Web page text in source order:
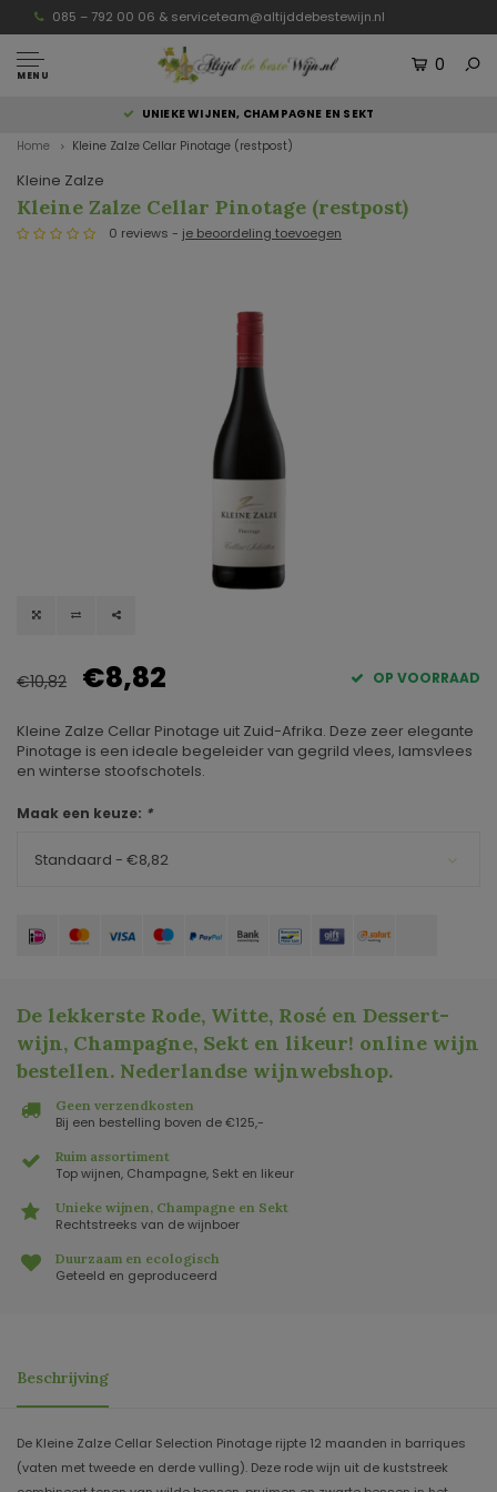
085 – 792 00 06 & serviceteam@altijddebestewijn.nl
MENU
0
UNIEKE WIJNEN, CHAMPAGNE EN SEKT
Home Kleine Zalze Cellar Pinotage (restpost)
Kleine Zalze
Kleine Zalze Cellar Pinotage (restpost)
0 reviews - je beoordeling toevoegen
€10,82 €8,82 OP VOORRAAD
Kleine Zalze Cellar Pinotage uit Zuid-Afrika. Deze zeer elegante
Pinotage is een ideale begeleider van gegrild vlees, lamsvlees
en winterse stoofschotels.
Maak een keuze: *
Standaard - €8,82
De lekkerste Rode, Witte, Rosé en Dessert-
wijn, Champagne, Sekt en likeur! online wijn
bestellen. Nederlandse wijnwebshop.
Geen verzendkosten
Bij een bestelling boven de €125,-
Ruim assortiment
Top wijnen, Champagne, Sekt en likeur
Unieke wijnen, Champagne en Sekt
Rechtstreeks van de wijnboer
Duurzaam en ecologisch
Geteeld en geproduceerd
Beschrijving
De Kleine Zalze Cellar Selection Pinotage rijpte 12 maanden in barriques
(vaten met tweede en derde vulling). Deze rode wijn uit de kuststreek